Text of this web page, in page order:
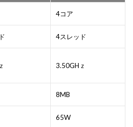
4コア
4スレッド
3.50GHｚ
8MB
65W